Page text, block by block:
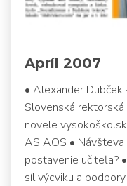
Apríl 2007
• Alexander
Slovenská
novele
AS AOS •
postavenie učiteľa?
síl výcviku a